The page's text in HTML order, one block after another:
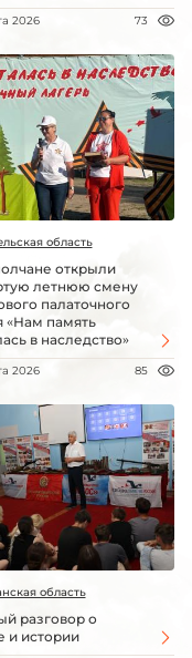
2026 73
область
открыли
летнюю смену
палаточного
«Нам память
в наследство»
2026 85
область
разговор о
и истории